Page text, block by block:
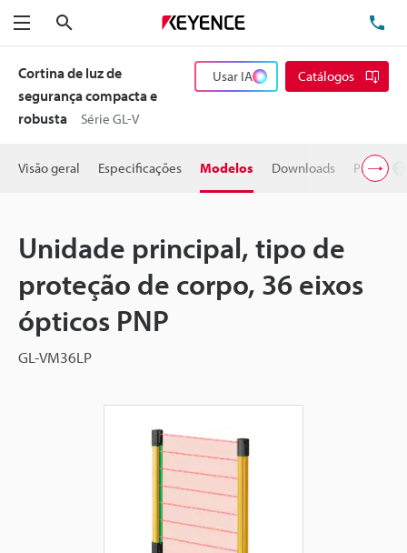
Menu
Cortina de luz de
segurança compacta e
robusta
Série GL-V
Usar IA Catálogos
Visão geral Especificações Modelos Downloads Preço
Unidade principal, tipo de
proteção de corpo, 36 eixos
ópticos PNP
GL-VM36LP